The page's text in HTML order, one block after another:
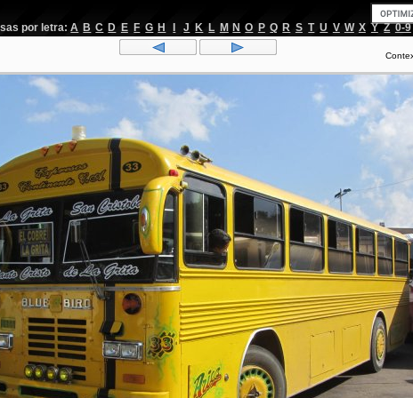
por letra: A B C D E F G H J K L M N O P Q R S T U V W X Y Z 0-9